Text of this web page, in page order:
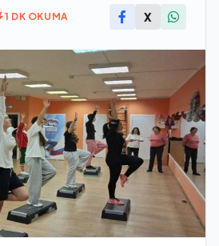
1 DK OKUMA X